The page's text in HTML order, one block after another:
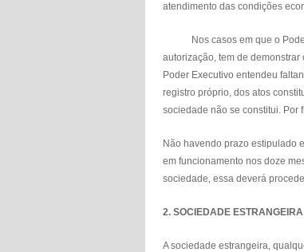
atendimento das condições
Nos casos em que o Poder
autorização, tem de
Poder Executivo entendeu
registro próprio, dos atos
sociedade não se constitui. Por
Não havendo prazo estipulado
em funcionamento nos doze
sociedade, essa deverá
2. SOCIEDADE ESTRANGEIRA
A sociedade estrangeira,